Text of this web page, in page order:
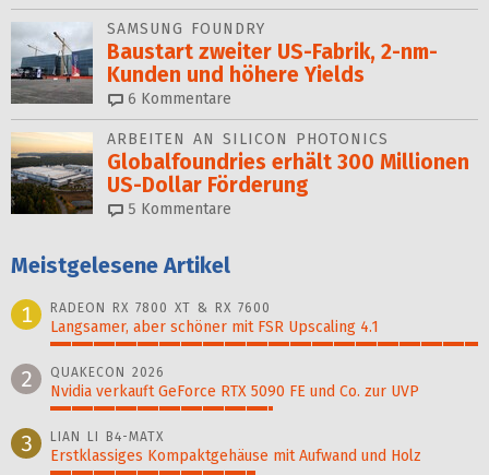
SAMSUNG FOUNDRY
Baustart zweiter US-Fabrik, 2-nm-
Kunden und höhere Yields
6 Kommentare
ARBEITEN AN SILICON PHOTONICS
Globalfoundries erhält 300 Millionen
US-Dollar Förderung
5 Kommentare
Meistgelesene Artikel
1
RADEON RX 7800 XT & RX 7600
Langsamer, aber schöner mit FSR Upscaling 4.1
2 QUAKECON 2026
Nvidia verkauft GeForce RTX 5090 FE und Co. zur UVP
3 LIAN LI B4-MATX
Erstklassiges Kompaktgehäuse mit Aufwand und Holz